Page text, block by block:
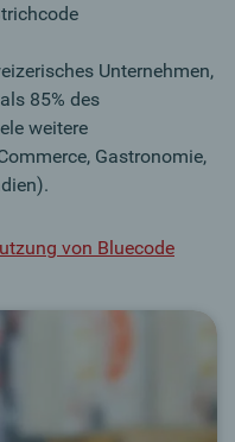
Unternehmen,
85% des
weitere
Gastronomie,
von Bluecode